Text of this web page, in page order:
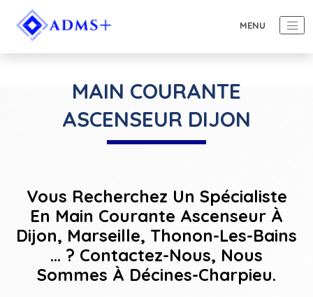
MAIN COURANTE
ASCENSEUR DIJON
Vous Recherchez Un Spécialiste
En Main Courante Ascenseur À
Dijon, Marseille, Thonon-Les-Bains
... ? Contactez-Nous, Nous
Sommes À Décines-Charpieu.